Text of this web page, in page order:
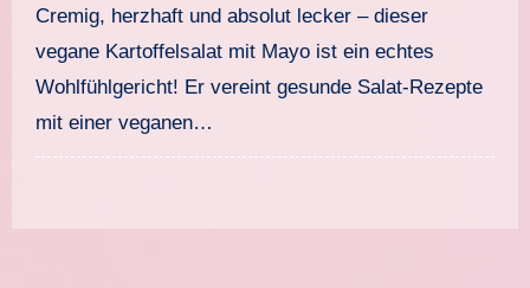
Cremig, herzhaft und absolut lecker – dieser
vegane Kartoffelsalat mit Mayo ist ein echtes
Wohlfühlgericht! Er vereint gesunde Salat-Rezepte
mit einer veganen…